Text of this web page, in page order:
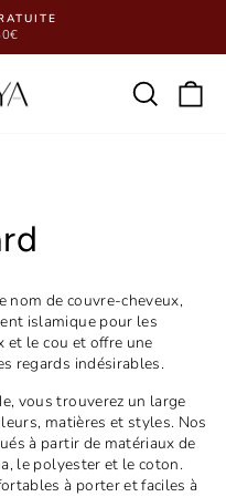
nom de couvre-cheveux,
islamique pour les
et le cou et offre une
regards indésirables.
vous trouverez un large
matières et styles. Nos
à partir de matériaux de
le polyester et le coton.
à porter et faciles à